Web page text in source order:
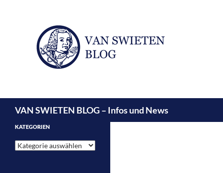
VAN SWIETEN BLOG – Infos und News
KATEGORIEN
Kategorien